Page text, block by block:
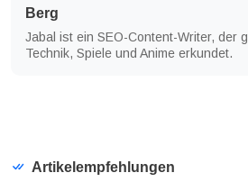
Berg
Jabal ist ein SEO-Content-Writer, der
Technik, Spiele und Anime erkundet.
Artikelempfehlungen